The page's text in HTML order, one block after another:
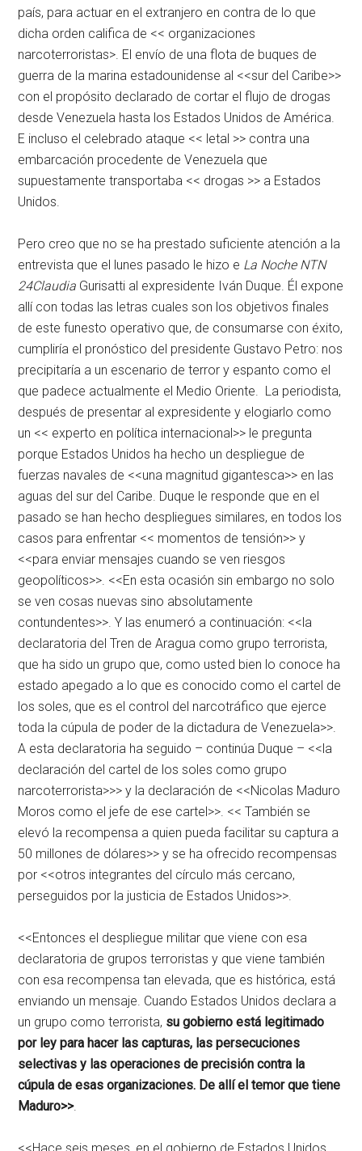
país, para actuar en el extranjero en contra de lo que
dicha orden califica de << organizaciones
narcoterroristas>. El envío de una flota de buques de
guerra de la marina estadounidense al <<sur del Caribe>>
con el propósito declarado de cortar el flujo de drogas
desde Venezuela hasta los Estados Unidos de América.
E incluso el celebrado ataque << letal >> contra una
embarcación procedente de Venezuela que
supuestamente transportaba << drogas >> a Estados
Unidos.
Pero creo que no se ha prestado suficiente atención a la
entrevista que el lunes pasado le hizo e La Noche NTN
24Claudia Gurisatti al expresidente Iván Duque. Él expone
allí con todas las letras cuales son los objetivos finales
de este funesto operativo que, de consumarse con éxito,
cumpliría el pronóstico del presidente Gustavo Petro: nos
precipitaría a un escenario de terror y espanto como el
que padece actualmente el Medio Oriente. La periodista,
después de presentar al expresidente y elogiarlo como
un << experto en política internacional>> le pregunta
porque Estados Unidos ha hecho un despliegue de
fuerzas navales de <<una magnitud gigantesca>> en las
aguas del sur del Caribe. Duque le responde que en el
pasado se han hecho despliegues similares, en todos los
casos para enfrentar << momentos de tensión>> y
<<para enviar mensajes cuando se ven riesgos
geopolíticos>>. <<En esta ocasión sin embargo no solo
se ven cosas nuevas sino absolutamente
contundentes>>. Y las enumeró a continuación: <<la
declaratoria del Tren de Aragua como grupo terrorista,
que ha sido un grupo que, como usted bien lo conoce ha
estado apegado a lo que es conocido como el cartel de
los soles, que es el control del narcotráfico que ejerce
toda la cúpula de poder de la dictadura de Venezuela>>.
A esta declaratoria ha seguido – continúa Duque – <<la
declaración del cartel de los soles como grupo
narcoterrorista>>> y la declaración de <<Nicolas Maduro
Moros como el jefe de ese cartel>>. << También se
elevó la recompensa a quien pueda facilitar su captura a
50 millones de dólares>> y se ha ofrecido recompensas
por <<otros integrantes del círculo más cercano,
perseguidos por la justicia de Estados Unidos>>.
<<Entonces el despliegue militar que viene con esa
declaratoria de grupos terroristas y que viene también
con esa recompensa tan elevada, que es histórica, está
enviando un mensaje. Cuando Estados Unidos declara a
un grupo como terrorista, su gobierno está legitimado
por ley para hacer las capturas, las persecuciones
selectivas y las operaciones de precisión contra la
cúpula de esas organizaciones. De allí el temor que tiene
Maduro>>.